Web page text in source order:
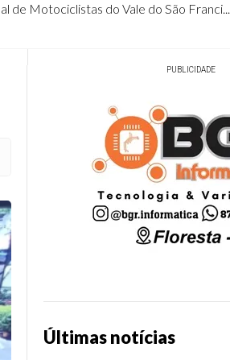
de Motociclistas do Vale do São Franci...
PUBLICIDADE
Últimas notícias